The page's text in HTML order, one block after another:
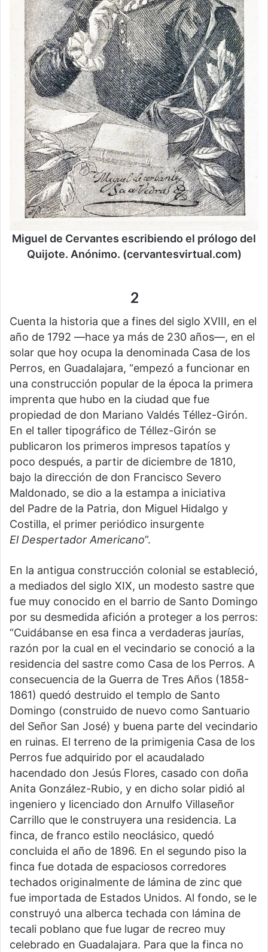
Miguel de Cervantes escribiendo el prólogo del
Quijote. Anónimo. (cervantesvirtual.com)
2
Cuenta la historia que a fines del siglo XVIII, en el
año de 1792 —hace ya más de 230 años—, en el
solar que hoy ocupa la denominada Casa de los
Perros, en Guadalajara, “empezó a funcionar en
una construcción popular de la época la primera
imprenta que hubo en la ciudad que fue
propiedad de don Mariano Valdés Téllez-Girón.
En el taller tipográfico de Téllez-Girón se
publicaron los primeros impresos tapatíos y
poco después, a partir de diciembre de 1810,
bajo la dirección de don Francisco Severo
Maldonado, se dio a la estampa a iniciativa
del Padre de la Patria, don Miguel Hidalgo y
Costilla, el primer periódico insurgente
El Despertador Americano”.
En la antigua construcción colonial se estableció,
a mediados del siglo XIX, un modesto sastre que
fue muy conocido en el barrio de Santo Domingo
por su desmedida afición a proteger a los perros:
“Cuidábanse en esa finca a verdaderas jaurías,
razón por la cual en el vecindario se conoció a la
residencia del sastre como Casa de los Perros. A
consecuencia de la Guerra de Tres Años (1858-
1861) quedó destruido el templo de Santo
Domingo (construido de nuevo como Santuario
del Señor San José) y buena parte del vecindario
en ruinas. El terreno de la primigenia Casa de los
Perros fue adquirido por el acaudalado
hacendado don Jesús Flores, casado con doña
Anita González-Rubio, y en dicho solar pidió al
ingeniero y licenciado don Arnulfo Villaseñor
Carrillo que le construyera una residencia. La
finca, de franco estilo neoclásico, quedó
concluida el año de 1896. En el segundo piso la
finca fue dotada de espaciosos corredores
techados originalmente de lámina de zinc que
fue importada de Estados Unidos. Al fondo, se le
construyó una alberca techada con lámina de
tecali poblano que fue lugar de recreo muy
celebrado en Guadalajara. Para que la finca no